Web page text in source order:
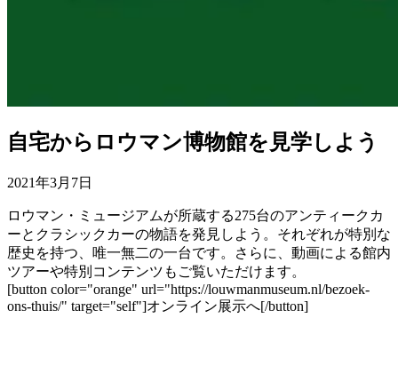
自宅からロウマン博物館を見学しよう
2021年3月7日
ロウマン・ミュージアムが所蔵する275台のアンティークカ
ーとクラシックカーの物語を発見しよう。それぞれが特別な
歴史を持つ、唯一無二の一台です。さらに、動画による館内
ツアーや特別コンテンツもご覧いただけます。
[button color="orange" url="https://louwmanmuseum.nl/bezoek-
ons-thuis/" target="self"]オンライン展示へ[/button]